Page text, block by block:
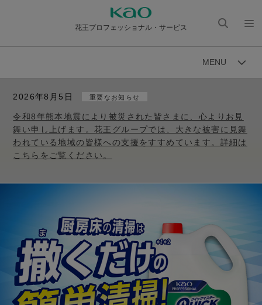
花王プロフェッショナル・サービス
く
MENU
2026年8月5日 重要なお知らせ
令和8年熊本地震により被災された皆さまに、心よりお見
舞い申し上げます。花王グループでは、大きな被害に見舞
われている地域の皆様への支援をすすめています。詳細は
こちらをご覧ください。